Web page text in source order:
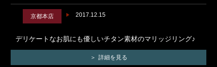
2017.12.15
京都本店
デリケートなお肌にも優しいチタン素材のマリッジリング♪
詳細を見る